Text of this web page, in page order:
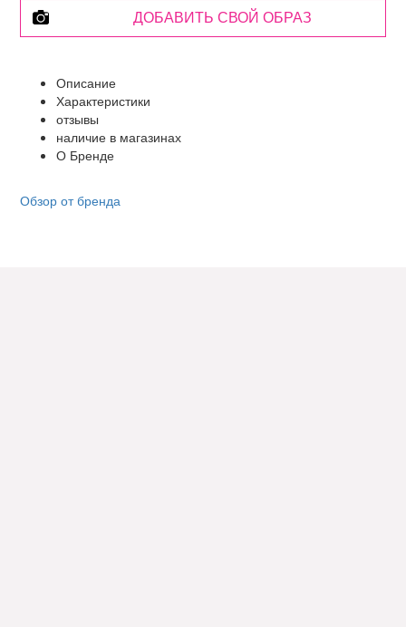
ДОБАВИТЬ СВОЙ ОБРАЗ
Описание
Характеристики
отзывы
наличие в магазинах
О Бренде
Обзор от бренда